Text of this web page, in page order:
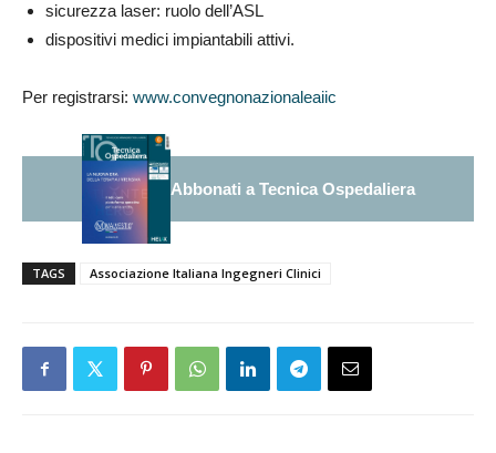
sicurezza laser: ruolo dell’ASL
dispositivi medici impiantabili attivi.
Per registrarsi: www.convegnonazionaleaiic
Abbonati a Tecnica Ospedaliera
TAGS Associazione Italiana Ingegneri Clinici